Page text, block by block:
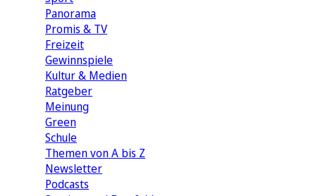
Panorama
Promis & TV
Freizeit
Gewinnspiele
Kultur & Medien
Ratgeber
Meinung
Green
Schule
Themen von A bis Z
Newsletter
Podcasts